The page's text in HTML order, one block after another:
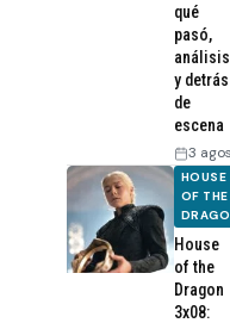
qué
pasó,
análisis
y detrás
de
escena
3
HOUSE
OF THE
House
of the
Dragon
3x08: